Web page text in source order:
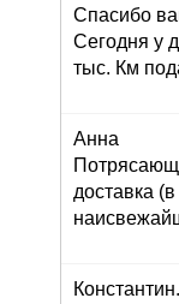
Спасибо
Сегодня у
тыс. Км
Анна
доставка
Константин.